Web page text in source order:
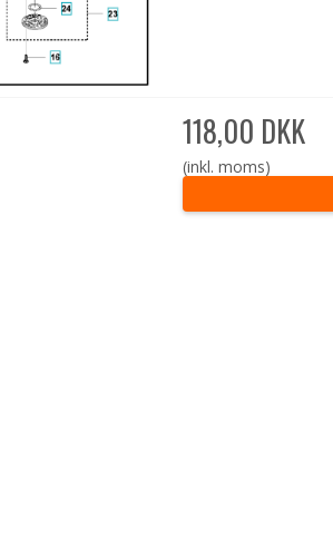
118,00 DKK
(inkl. moms)